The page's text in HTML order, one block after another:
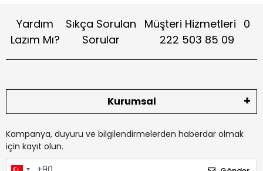
Yardım
Lazım Mı?
Sıkça Sorulan
Sorular
Müşteri Hizmetleri 0
222 503 85 09
Kurumsal
Kampanya, duyuru ve bilgilendirmelerden haberdar olmak
için kayıt olun.